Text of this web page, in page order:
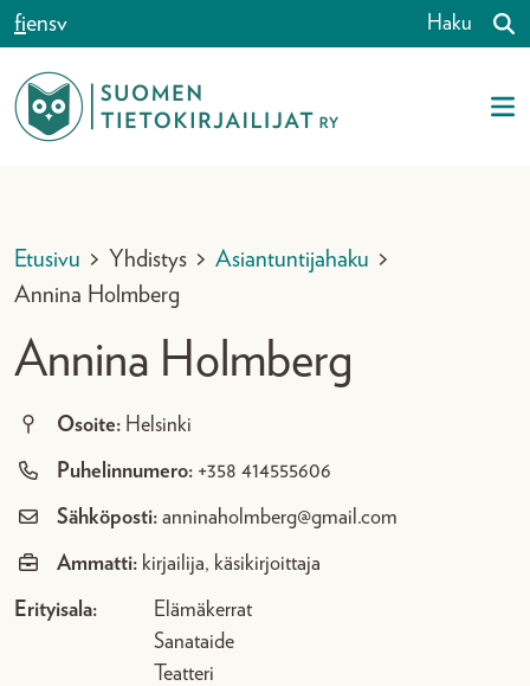
Siirry sisältöön
fiensv Haku
Etusivu > Yhdistys > Asiantuntijahaku >
Annina Holmberg
Annina Holmberg
Osoite: Helsinki
Puhelinnumero: +358 414555606
Sähköposti: anninaholmberg@gmail.com
Ammatti: kirjailija, käsikirjoittaja
Erityisala:
Elämäkerrat
Sanataide
Teatteri